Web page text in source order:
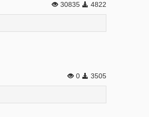
30835 4822
0 3505